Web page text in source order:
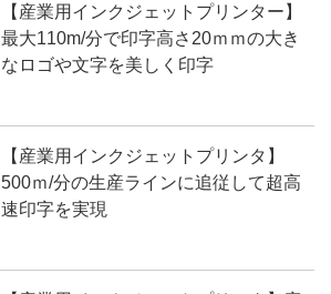
【産業用インクジェットプリンター】
最大110m/分で印字高さ20ｍｍの大き
なロゴや文字を美しく印字
【産業用インクジェットプリンタ】
500ｍ/分の生産ラインに追従して超高
速印字を実現